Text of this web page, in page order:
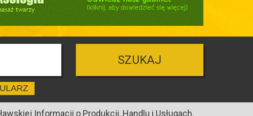
SZUKAJ
Informacji o Produkcji, Handlu i Usługach.